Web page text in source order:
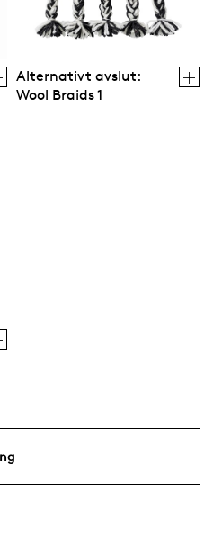
Alternativt avslut:
Wool Braids 1